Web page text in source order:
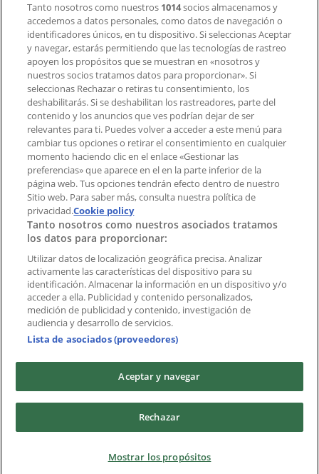
Contacto comercial y de marketing
Tienda mal colocada en el mapa
Notificar un folleto
¿Encontraste un problema en la web o en la
aplicación?
Índices
Marcas
Marcas locales
Negocios
Negocios cercanos
Productos
Productos locales
Ciudades
Descargar la APP Tiendeo
Copyright © Tiendeo ® 2026 · Shopfully Marketing S.L.U. –
Términos y condicionesPolítica de privacidad
Tanto nosotros como nuestros 1014socios almacenamos y
accedemos a datos personales, como datos de navegación o
identificadores únicos, en tu dispositivo. Si seleccionas Aceptar
y navegar, estarás permitiendo que las tecnologías de rastreo
apoyen los propósitos que se muestran en «nosotros y
nuestros socios tratamos datos para proporcionar». Si
seleccionas Rechazar o retiras tu consentimiento, los
deshabilitarás. Si se deshabilitan los rastreadores, parte del
contenido y los anuncios que ves podrían dejar de ser
relevantes para ti. Puedes volver a acceder a este menú para
cambiar tus opciones o retirar el consentimiento en cualquier
momento haciendo clic en el enlace «Gestionar las
preferencias» que aparece en el en la parte inferior de la
página web. Tus opciones tendrán efecto dentro de nuestro
Sitio web. Para saber más, consulta nuestra política de
privacidad.Cookie policy
Tanto nosotros como nuestros asociados tratamos
los datos para proporcionar:
Utilizar datos de localización geográfica precisa. Analizar
activamente las características del dispositivo para su
identificación. Almacenar la información en un dispositivo y/o
acceder a ella. Publicidad y contenido personalizados,
medición de publicidad y contenido, investigación de
audiencia y desarrollo de servicios.
Lista de asociados (proveedores)
Aceptar y navegar
Rechazar
Mostrar los propósitos